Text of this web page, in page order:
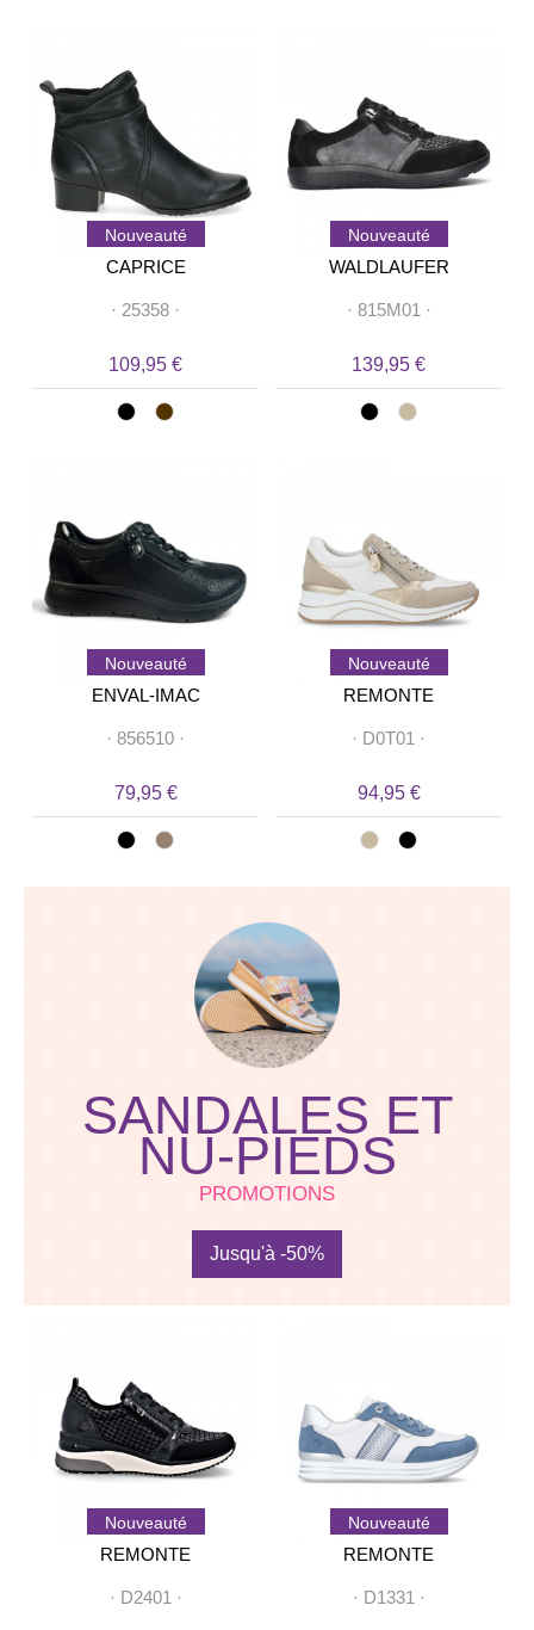
Nouveauté
CAPRICE
· 25358 ·
109,95 €
Nouveauté
WALDLAUFER
· 815M01 ·
139,95 €
Nouveauté
ENVAL-IMAC
· 856510 ·
79,95 €
Nouveauté
REMONTE
· D0T01 ·
94,95 €
SANDALES ET
NU-PIEDS
PROMOTIONS
Jusqu'à -50%
Nouveauté
REMONTE
· D2401 ·
Nouveauté
REMONTE
· D1331 ·